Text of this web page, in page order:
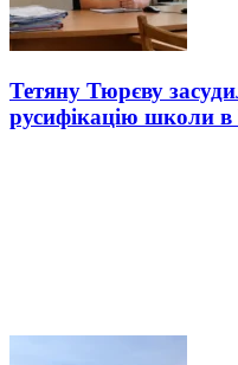
Тетяну Тюрєву
русифікацію школи в